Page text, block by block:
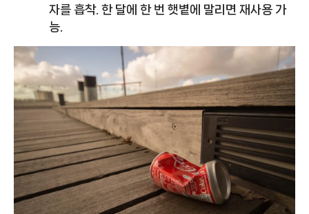
자를 흡착. 한 달에 한 번 햇볕에 말리면 재사용 가
능.